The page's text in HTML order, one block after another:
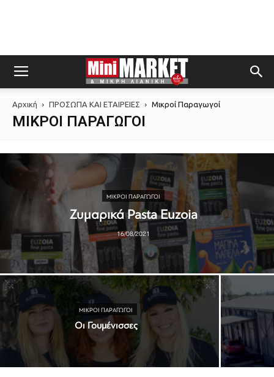
Αρχική ΠΡΟΣΩΠΑ ΚΑΙ ΕΤΑΙΡΕΙΕΣ Μικροί Παραγωγοί
ΜΙΚΡΟΊ ΠΑΡΑΓΩΓΟΊ
ΜΙΚΡΟΊ ΠΑΡΑΓΩΓΟΊ
Ζυμαρικά Pasta Euzoia
16/08/2021
ΜΙΚΡΟΊ ΠΑΡΑΓΩΓΟΊ
Οι Γουμένισσες